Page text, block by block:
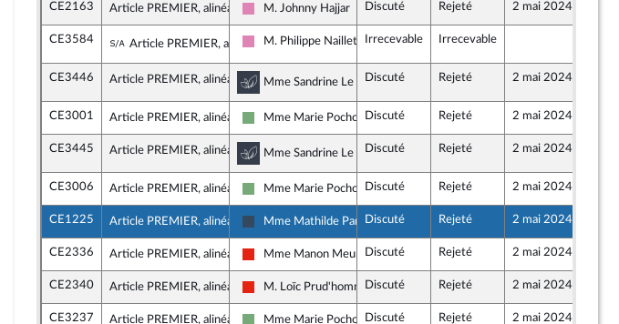
CE2163 Article PREMIER, alinéa 9
Socialistes et apparentés
M. Johnny Hajjar Discuté Rejeté 2 mai 2024
CE3584 Sous-amendement de l'amendement n°CE2163
Article PREMIER, alinéa 9Socialistes et apparentés
M. Philippe Naillet Irrecevable Irrecevable
CE3446 Article PREMIER, alinéa 9 Commission du développement durable et de
Mme Sandrine Le Feur, rapporteure de la commission du
Discuté Rejeté 2 mai 2024
CE3001 Article PREMIER, alinéa 9
Écologiste - NUPES
Mme Marie Pochon Discuté Rejeté 2 mai 2024
CE3445 Article PREMIER, alinéa 9 Commission du développement durable et de
Mme Sandrine Le Feur, rapporteure de la commission du
Discuté Rejeté 2 mai 2024
CE3006 Article PREMIER, alinéa 9
Écologiste - NUPES
Mme Marie Pochon Discuté Rejeté 2 mai 2024
CE1225 Article PREMIER, alinéa 9
Rassemblement National
Mme Mathilde ParisDiscuté Rejeté 2 mai 2024
CE2336 Article PREMIER, alinéa 9
La France insoumise - Nouvelle Union Populaire écologique et sociale
Mme Manon MeunierDiscuté Rejeté 2 mai 2024
CE2340 Article PREMIER, alinéa 9
La France insoumise - Nouvelle Union Populaire écologique et sociale
M. Loïc Prud'hommeDiscuté Rejeté 2 mai 2024
CE3237 Article PREMIER, alinéa 9 Mme Marie Pochon Discuté Rejeté 2 mai 2024